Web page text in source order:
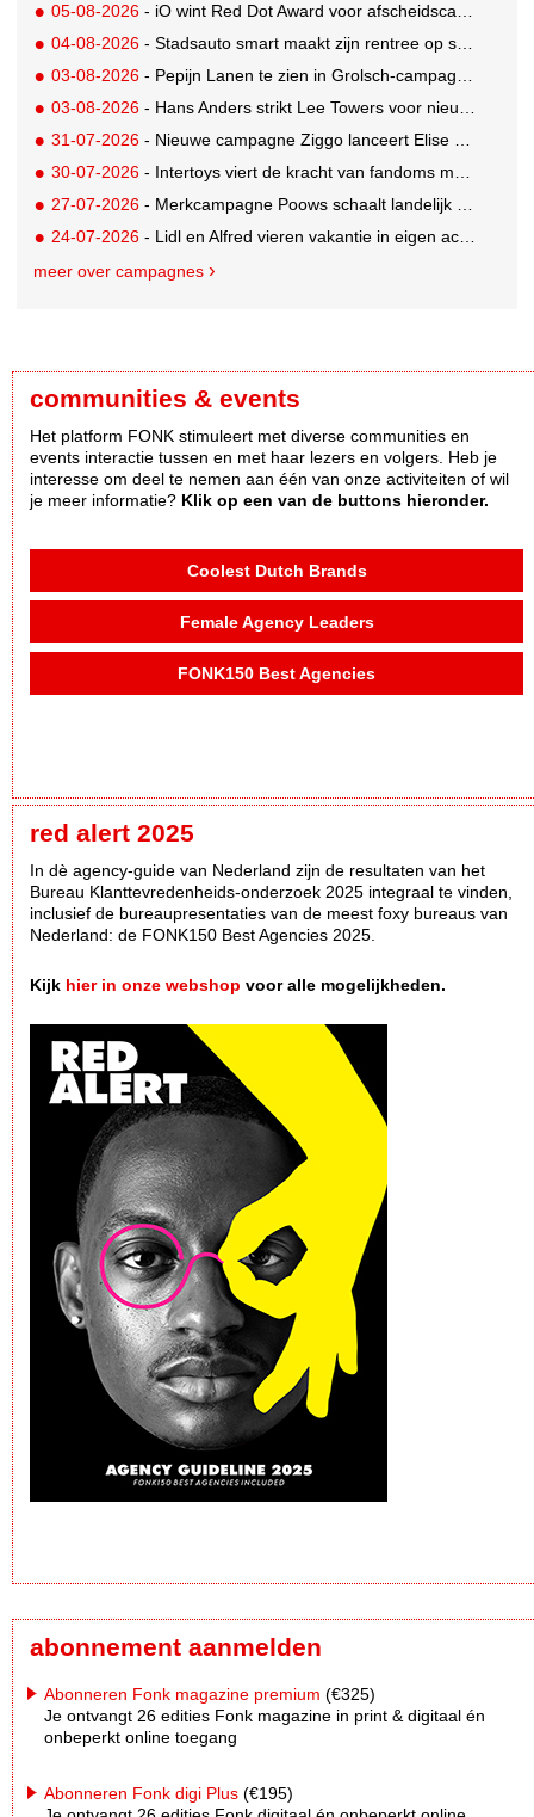
05-08-2026 - iO wint Red Dot Award voor afscheidscampagne Peter Houtman bij Feyenoord
04-08-2026 - Stadsauto smart maakt zijn rentree op straat met een wereldwijde muurschilderingcampagne
03-08-2026 - Pepijn Lanen te zien in Grolsch-campagne voor nieuwe Grolsch CAL
03-08-2026 - Hans Anders strikt Lee Towers voor nieuwe campagne
31-07-2026 - Nieuwe campagne Ziggo lanceert Elise Schaap als expert over de Nederlandse voetbalbeleving
30-07-2026 - Intertoys viert de kracht van fandoms met nieuwe social media campagne rondom Olivia Rodrigo
27-07-2026 - Merkcampagne Poows schaalt landelijk op met gerichte Out of Home strategie
24-07-2026 - Lidl en Alfred vieren vakantie in eigen achtertuin
meer over campagnes
communities & events
Het platform FONK stimuleert met diverse communities en
events interactie tussen en met haar lezers en volgers. Heb je
interesse om deel te nemen aan één van onze activiteiten of wil
je meer informatie? Klik op een van de buttons hieronder.
Coolest Dutch Brands
Female Agency Leaders
FONK150 Best Agencies
red alert 2025
In dè agency-guide van Nederland zijn de resultaten van het
Bureau Klanttevredenheids-onderzoek 2025 integraal te vinden,
inclusief de bureaupresentaties van de meest foxy bureaus van
Nederland: de FONK150 Best Agencies 2025.
Kijk hier in onze webshop voor alle mogelijkheden.
abonnement aanmelden
Abonneren Fonk magazine premium (€325)
Je ontvangt 26 edities Fonk magazine in print & digitaal én
onbeperkt online toegang
Abonneren Fonk digi Plus (€195)